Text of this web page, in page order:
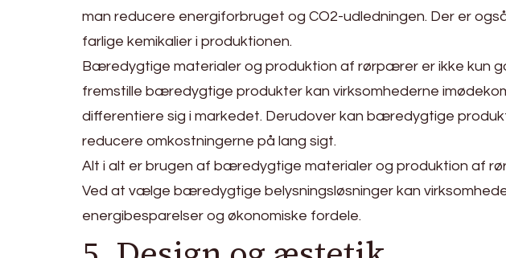
man reducere energiforbruget og CO2-udledningen. Der er
farlige kemikalier i produktionen.
Bæredygtige materialer og produktion af rørpærer er ikke kun
fremstille bæredygtige produkter kan virksomhederne
differentiere sig i markedet. Derudover kan bæredygtige
reducere omkostningerne på lang sigt.
Alt i alt er brugen af bæredygtige materialer og produktion af
Ved at vælge bæredygtige belysningsløsninger kan
energibesparelser og økonomiske fordele.